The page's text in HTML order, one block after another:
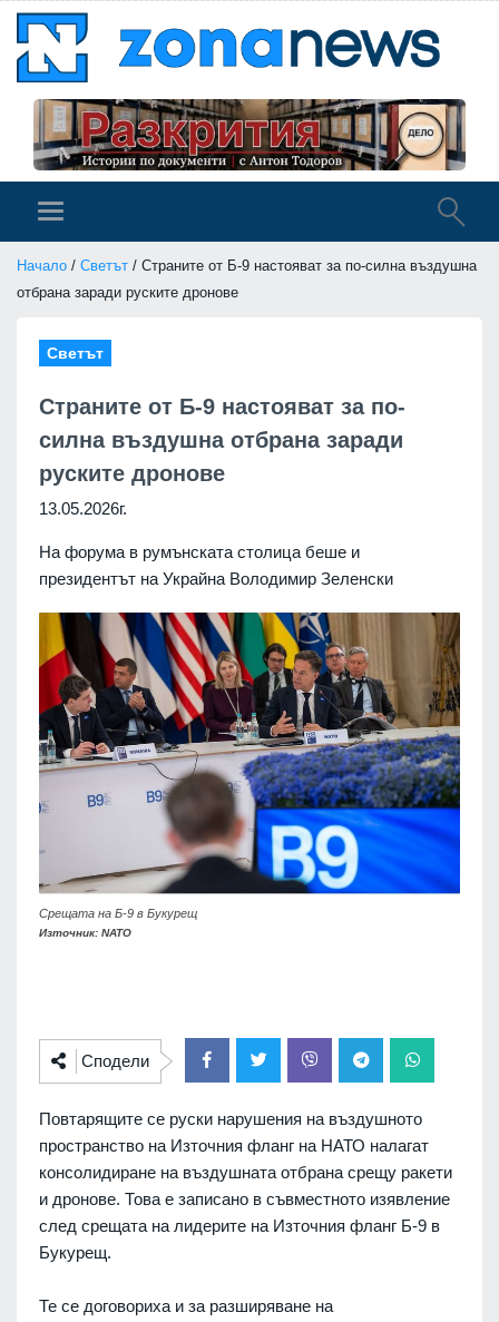
Начало / Светът / Страните от Б-9 настояват за по-силна въздушна
отбрана заради руските дронове
Светът
Страните от Б-9 настояват за по-
силна въздушна отбрана заради
руските дронове
13.05.2026г.
На форума в румънската столица беше и
президентът на Украйна Володимир Зеленски
Срещата на Б-9 в Букурещ
Източник: NATO
Сподели
Повтарящите се руски нарушения на въздушното
пространство на Източния фланг на НАТО налагат
консолидиране на въздушната отбрана срещу ракети
и дронове. Това е записано в съвместното изявление
след срещата на лидерите на Източния фланг Б-9 в
Букурещ.
Те се договориха и за разширяване на